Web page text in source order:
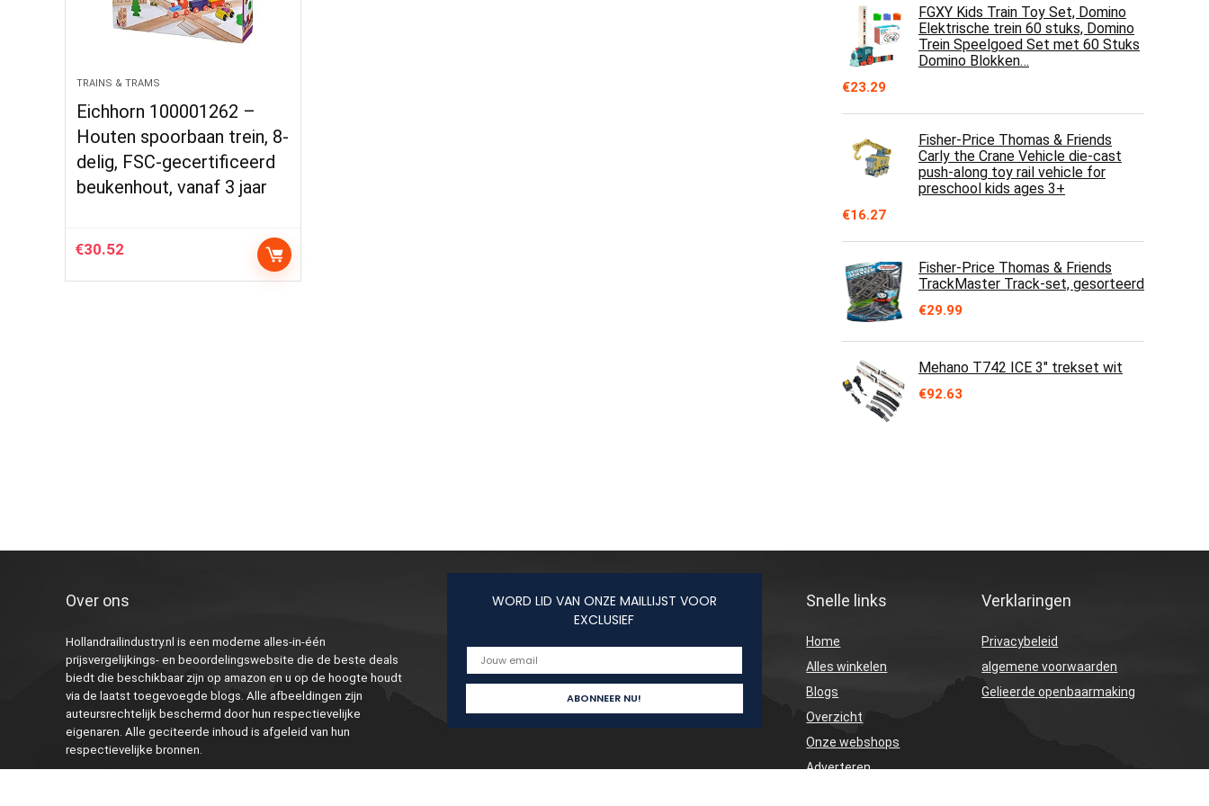
TRAINS & TRAMS
Eichhorn 100001262 –
Houten spoorbaan trein, 8-
delig, FSC-gecertificeerd
beukenhout, vanaf 3 jaar
€30.52
FGXY Kids Train Toy Set, Domino
Elektrische trein 60 stuks, Domino
Trein Speelgoed Set met 60 Stuks
Domino Blokken…
€23.29
Fisher-Price Thomas & Friends
Carly the Crane Vehicle die-cast
push-along toy rail vehicle for
preschool kids ages 3+
€16.27
Fisher-Price Thomas & Friends
TrackMaster Track-set, gesorteerd
€29.99
Mehano T742 ICE 3" trekset wit
€92.63
Over ons
Hollandrailindustry.nl is een moderne alles-in-één
prijsvergelijkings- en beoordelingswebsite die de beste deals
biedt die beschikbaar zijn op amazon en u op de hoogte houdt
via de laatst toegevoegde blogs. Alle afbeeldingen zijn
auteursrechtelijk beschermd door hun respectievelijke
eigenaren. Alle geciteerde inhoud is afgeleid van hun
respectievelijke bronnen.
WORD LID VAN ONZE MAILLIJST VOOR
EXCLUSIEF
Snelle links
Home
Alles winkelen
Blogs
Overzicht
Onze webshops
Adverteren
Verklaringen
Privacybeleid
algemene voorwaarden
Gelieerde openbaarmaking